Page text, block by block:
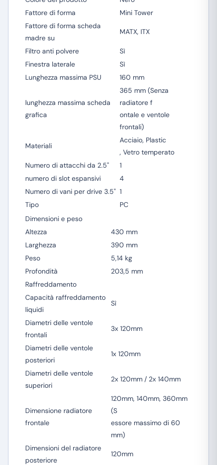
Fattore di forma
Mini Tower
Fattore di forma scheda
madre su
MATX, ITX
Filtro anti polvere
Sì
Finestra laterale
Sì
Lunghezza massima PSU
160 mm
lunghezza massima scheda
grafica
365 mm (Senza
radiatore f
ontale e ventole
frontali)
Materiali
Acciaio, Plastic
, Vetro temperato
Numero di attacchi da 2.5"
1
numero di slot espansivi
4
Numero di vani per drive 3.5" 1
Tipo
PC
Dimensioni e peso
Altezza
430 mm
Larghezza
390 mm
Peso
5,14 kg
Profondità
203,5 mm
Raffreddamento
Capacità raffreddamento
liquidi
Sì
Diametri delle ventole
frontali
3x 120mm
Diametri delle ventole
posteriori
1x 120mm
Diametri delle ventole
superiori
2x 120mm / 2x 140mm
Dimensione radiatore
frontale
120mm, 140mm, 360mm
(S
essore massimo di 60
mm)
Dimensioni del radiatore
posteriore
120mm